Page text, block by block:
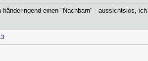
einen "Nachbarn" - aussichtslos,